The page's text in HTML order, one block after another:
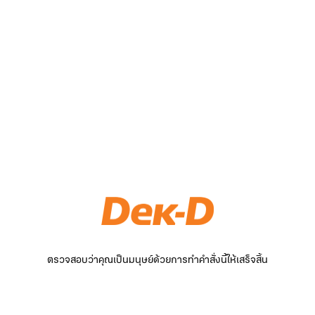
ตรวจสอบว่าคุณเป็นมนุษย์ด้วยการทำคำสั่งนี้ให้เสร็จสิ้น